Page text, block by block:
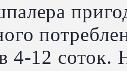
4-12 соток.